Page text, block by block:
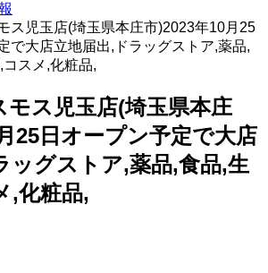
ス児玉店(埼玉県本庄市)2023年10月25
で大店立地届出,ドラッグストア,薬品,
スメ,化粧品,
モス児玉店(埼玉県本庄
25日オープン予定で大店
ッグストア,薬品,食品,生
,化粧品,